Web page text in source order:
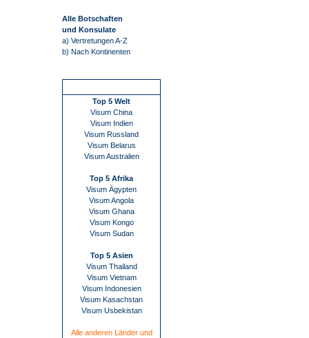
Alle Botschaften
und Konsulate
a) Vertretungen A-Z
b) Nach Kontinenten
Top 5 Welt
Visum China
Visum Indien
Visum Russland
Visum Belarus
Visum Australien
Top 5 Afrika
Visum Ägypten
Visum Angola
Visum Ghana
Visum Kongo
Visum Sudan
Top 5 Asien
Visum Thailand
Visum Vietnam
Visum Indonesien
Visum Kasachstan
Visum Usbekistan
Alle anderen Länder und